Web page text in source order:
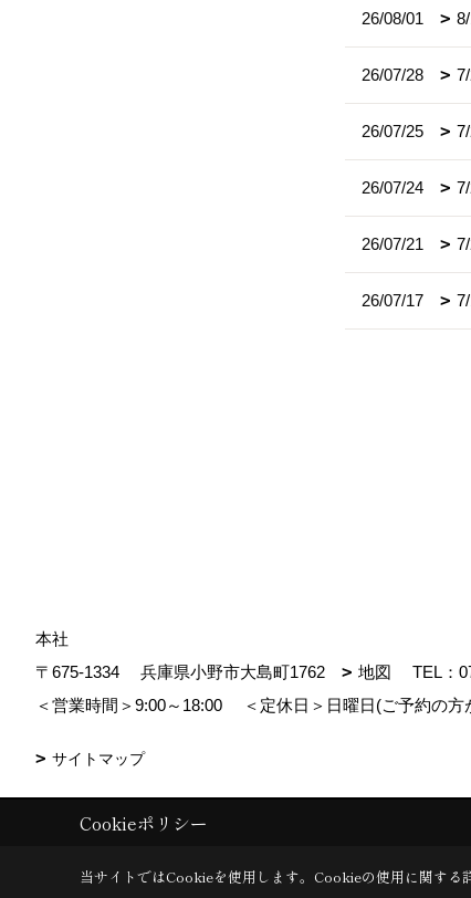
26/08/01
26/07/28
26/07/25
26/07/24
26/07/21
26/07/17
本社
〒675-1334
兵庫県小野市大島町1762 地図 TEL：
＜営業時間＞9:00～18:00
＜定休日＞日曜日(ご予約の方
サイトマップ
Copyright (c) MDhomes. All Rights Reserved.
Cookieポリシー
当サイトではCookieを使用します。 Cookieの使用に関する